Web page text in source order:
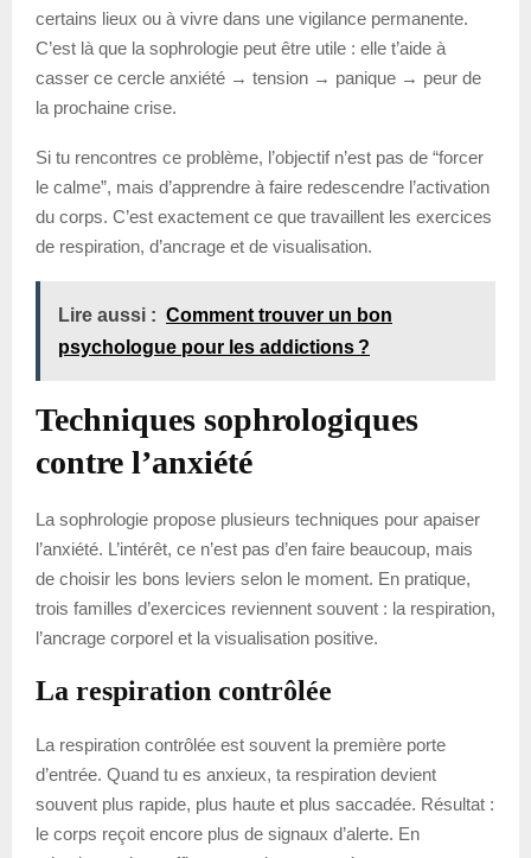
certains lieux ou à vivre dans une vigilance permanente.
C’est là que la sophrologie peut être utile : elle t’aide à
casser ce cercle anxiété → tension → panique → peur de
la prochaine crise.
Si tu rencontres ce problème, l’objectif n’est pas de “forcer
le calme”, mais d’apprendre à faire redescendre l’activation
du corps. C’est exactement ce que travaillent les exercices
de respiration, d’ancrage et de visualisation.
Lire aussi : Comment trouver un bon
psychologue pour les addictions ?
Techniques sophrologiques
contre l’anxiété
La sophrologie propose plusieurs techniques pour apaiser
l’anxiété. L’intérêt, ce n’est pas d’en faire beaucoup, mais
de choisir les bons leviers selon le moment. En pratique,
trois familles d’exercices reviennent souvent : la respiration,
l’ancrage corporel et la visualisation positive.
La respiration contrôlée
La respiration contrôlée est souvent la première porte
d’entrée. Quand tu es anxieux, ta respiration devient
souvent plus rapide, plus haute et plus saccadée. Résultat :
le corps reçoit encore plus de signaux d’alerte. En